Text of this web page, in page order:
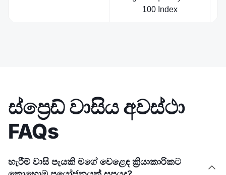
100 Index
ස්ප්‍රෙඩ් වාසිය අවස්ථා
FAQs
හැරීම් වාසි පැයකි මගේ වෙළෙඳ ක්‍රියාකාරිකට
